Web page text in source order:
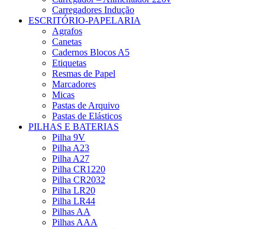
Carregadores Indução
ESCRITÓRIO-PAPELARIA
Agrafos
Canetas
Cadernos Blocos A5
Etiquetas
Resmas de Papel
Marcadores
Micas
Pastas de Arquivo
Pastas de Elásticos
PILHAS E BATERIAS
Pilha 9V
Pilha A23
Pilha A27
Pilha CR1220
Pilha CR2032
Pilha LR20
Pilha LR44
Pilhas AA
Pilhas AAA